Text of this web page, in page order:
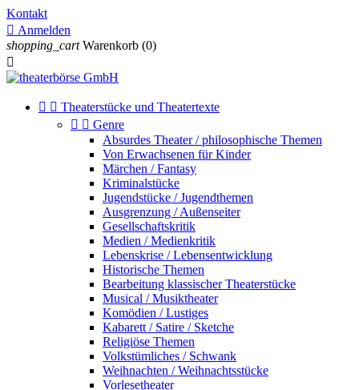
Kontakt
 Anmelden
shopping_cart Warenkorb (0)

  Theaterstücke und Theatertexte
  Genre
Absurdes Theater / philosophische Themen
Von Erwachsenen für Kinder
Märchen / Fantasy
Kriminalstücke
Jugendstücke / Jugendthemen
Ausgrenzung / Außenseiter
Gesellschaftskritik
Medien / Medienkritik
Lebenskrise / Lebensentwicklung
Historische Themen
Bearbeitung klassischer Theaterstücke
Musical / Musiktheater
Komödien / Lustiges
Kabarett / Satire / Sketche
Religiöse Themen
Volkstümliches / Schwank
Weihnachten / Weihnachtsstücke
Vorlesetheater